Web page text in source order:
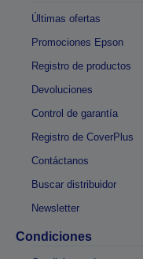
Últimas ofertas
Promociones Epson
Registro de productos
Devoluciones
Control de garantía
Registro de CoverPlus
Contáctanos
Buscar distribuidor
Newsletter
Condiciones